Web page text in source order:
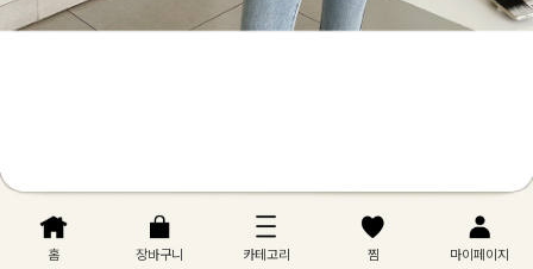
홈 장바구니 카테고리 찜 마이페이지